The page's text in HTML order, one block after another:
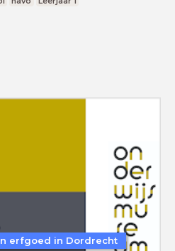
erfgoed in Dordrecht